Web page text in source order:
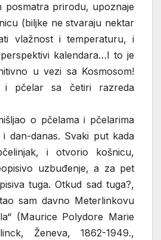
posmatra prirodu, upoznaje
(biljke ne stvaraju nektar
vlažnost i temperaturu, i
kalendara…I to je
u vezi sa Kosmosom!
i pčelar sa četiri razreda
o pčelama i pčelarima
dan-danas. Svaki put kada
i otvorio košnicu,
uzbuđenje, a za pet
tuga. Otkud sad tuga?,
sam davno Meterlinkovu
(Maurice Polydore Marie
Ženeva, 1862-1949.,